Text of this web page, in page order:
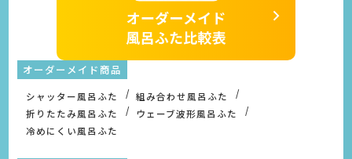
オーダーメイド商品
シャッター風呂ふた
組み合わせ風呂ふた
折りたたみ風呂ふた
ウェーブ波形風呂ふた
冷めにくい風呂ふた